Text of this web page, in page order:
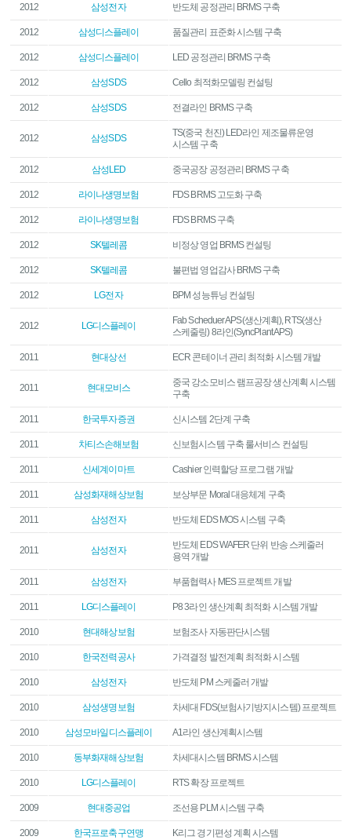
2012 삼성전자 반도체 공정관리 BRMS 구축
2012 삼성디스플레이 품질관리 표준화 시스템 구축
2012 삼성디스플레이 LED 공정관리 BRMS 구축
2012 삼성SDS Cello 최적화모델링 컨설팅
2012 삼성SDS 전결라인 BRMS 구축
2012 삼성SDS
TS(중국 천진) LED라인 제조물류운영
시스템 구축
2012 삼성LED 중국공장 공정관리 BRMS 구축
2012 라이나생명보험 FDS BRMS 고도화 구축
2012 라이나생명보험 FDS BRMS 구축
2012 SK텔레콤 비정상 영업 BRMS 컨설팅
2012 SK텔레콤 불편법 영업감사 BRMS 구축
2012 LG전자 BPM 성능튜닝 컨설팅
2012 LG디스플레이
Fab Scheduer APS(생산계획), RTS(생산
스케줄링) 8라인(SyncPlant APS)
2011 현대상선 ECR 콘테이너 관리 최적화 시스템 개발
2011 현대모비스
중국 강소모비스 램프공장 생산계획 시스템
구축
2011 한국투자증권 신시스템 2단계 구축
2011 차티스손해보험 신보험시스템 구축 룰서비스 컨설팅
2011 신세계이마트 Cashier 인력할당 프로그램 개발
2011 삼성화재해상보험 보상부문 Moral 대응체계 구축
2011 삼성전자 반도체 EDS MOS 시스템 구축
2011 삼성전자
반도체 EDS WAFER 단위 반송 스케줄러
용역 개발
2011 삼성전자 부품협력사 MES 프로젝트 개발
2011 LG디스플레이 P8 3라인 생산계획 최적화 시스템 개발
2010 현대해상보험 보험조사 자동판단시스템
2010 한국전력공사 가격결정 발전계획 최적화 시스템
2010 삼성전자 반도체 PM 스케줄러 개발
2010 삼성생명보험 차세대 FDS(보험사기방지시스템) 프로젝트
2010 삼성모바일디스플레이 A1라인 생산계획시스템
2010 동부화재해상보험 차세대시스템 BRMS 시스템
2010 LG디스플레이 RTS 확장 프로젝트
2009 현대중공업 조선용 PLM 시스템 구축
2009 한국프로축구연맹 K리그 경기편성 계획 시스템